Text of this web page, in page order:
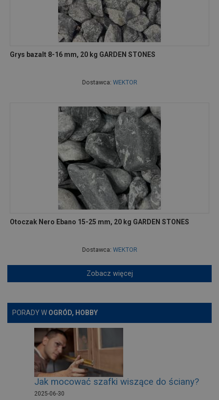
Grys bazalt 8-16 mm, 20 kg GARDEN STONES
Dostawca: WEKTOR
Otoczak Nero Ebano 15-25 mm, 20 kg GARDEN STONES
Dostawca: WEKTOR
Zobacz więcej
PORADY W OGRÓD, HOBBY
Jak mocować szafki wiszące do ściany?
2025-06-30